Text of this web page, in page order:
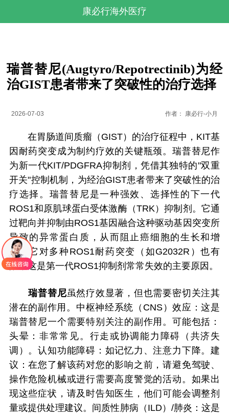
康必行海外医疗
瑞普替尼(Augtyro/Repotrectinib)为经
治GIST患者带来了突破性的治疗选择
2026-07-03 作者： 康必行-小月
在胃肠道间质瘤（GIST）的治疗征程中，KIT基
因耐药突变成为制约疗效的关键瓶颈。瑞普替尼作
为新一代KIT/PDGFRA抑制剂，凭借其独特的"双重
开关"控制机制，为经治GIST患者带来了突破性的治
疗选择。瑞普替尼是一种强效、选择性的下一代
ROS1和原肌球蛋白受体激酶（TRK）抑制剂。它通
过靶向并抑制由ROS1基因融合这种驱动基因突变所
导致的异常蛋白质，从而阻止癌细胞的生长和增
殖。它对多种ROS1耐药突变（如G2032R）也有
效，这是第一代ROS1抑制剂常常失效的主要原因。
瑞普替尼虽然疗效显著，但也需要密切关注其
潜在的副作用。中枢神经系统（CNS）效应：这是
瑞普替尼一个需要特别关注的副作用。可能包括：
头晕：非常常见。行走或协调能力障碍（共济失
调）。认知功能障碍：如记忆力、注意力下降。建
议：在您了解该药对您的影响之前，请避免驾驶、
操作危险机械或进行需要高度警觉的活动。如果出
现这些症状，请及时告知医生，他们可能会调整剂
量或提供处理建议。间质性肺病（ILD）/肺炎：这是